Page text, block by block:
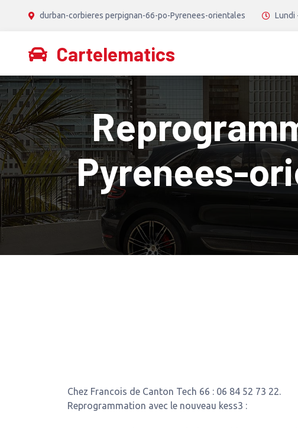
durban-corbieres perpignan-66-po-Pyrenees-orientales Lundi
Cartelematics
Pyrenees-
Chez Francois de Canton Tech 66 : 06 84 52 73 22.
Reprogrammation avec le nouveau kess3 :